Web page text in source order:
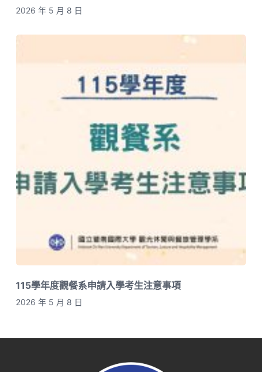
2026 年 5 月 8 日
115學年度觀餐系申請入學考生注意事項
2026 年 5 月 8 日